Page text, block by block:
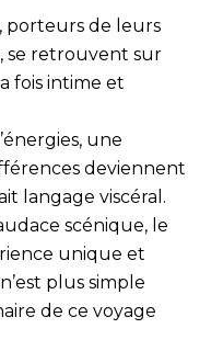
porteurs de leurs
se retrouvent sur
fois intime et
une
deviennent
langage viscéral.
scénique, le
unique et
plus simple
de ce voyage